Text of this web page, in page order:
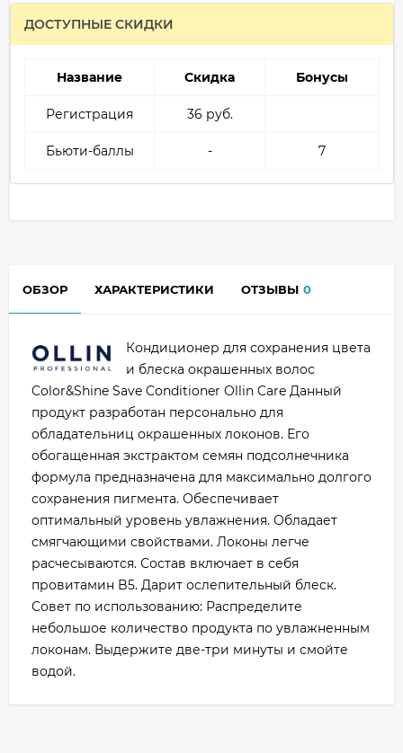
ДОСТУПНЫЕ СКИДКИ
Название Скидка Бонусы
Регистрация 36 руб.
Бьюти-баллы - 7
ОБЗОР ХАРАКТЕРИСТИКИ ОТЗЫВЫ 0
Кондиционер для сохранения цвета
и блеска окрашенных волос
Color&Shine Save Conditioner Ollin Care Данный
продукт разработан персонально для
обладательниц окрашенных локонов. Его
обогащенная экстрактом семян подсолнечника
формула предназначена для максимально долгого
сохранения пигмента. Обеспечивает
оптимальный уровень увлажнения. Обладает
смягчающими свойствами. Локоны легче
расчесываются. Состав включает в себя
провитамин B5. Дарит ослепительный блеск.
Совет по использованию: Распределите
небольшое количество продукта по увлажненным
локонам. Выдержите две-три минуты и смойте
водой.